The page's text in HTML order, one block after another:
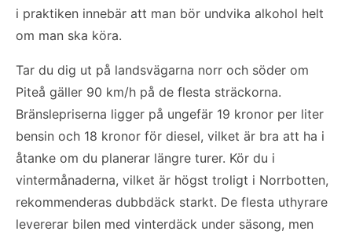
i praktiken innebär att man bör undvika alkohol helt
om man ska köra.
Tar du dig ut på landsvägarna norr och söder om
Piteå gäller 90 km/h på de flesta sträckorna.
Bränslepriserna ligger på ungefär 19 kronor per liter
bensin och 18 kronor för diesel, vilket är bra att ha i
åtanke om du planerar längre turer. Kör du i
vintermånaderna, vilket är högst troligt i Norrbotten,
rekommenderas dubbdäck starkt. De flesta uthyrare
levererar bilen med vinterdäck under säsong, men